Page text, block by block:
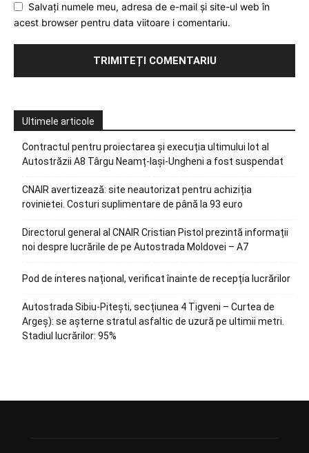
Salvați numele meu, adresa de e-mail și site-ul web în
acest browser pentru data viitoare i comentariu.
Ultimele articole
Contractul pentru proiectarea și execuția ultimului lot al
Autostrăzii A8 Târgu Neamț-Iași-Ungheni a fost suspendat
CNAIR avertizează: site neautorizat pentru achiziția
rovinietei. Costuri suplimentare de până la 93 euro
Directorul general al CNAIR Cristian Pistol prezintă informații
noi despre lucrările de pe Autostrada Moldovei – A7
Pod de interes național, verificat înainte de recepția lucrărilor
Autostrada Sibiu-Pitești, secțiunea 4 Tigveni – Curtea de
Argeș): se așterne stratul asfaltic de uzură pe ultimii metri.
Stadiul lucrărilor: 95%